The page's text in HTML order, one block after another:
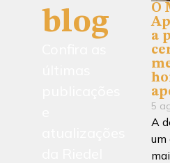
blog
O
a
5
A
um